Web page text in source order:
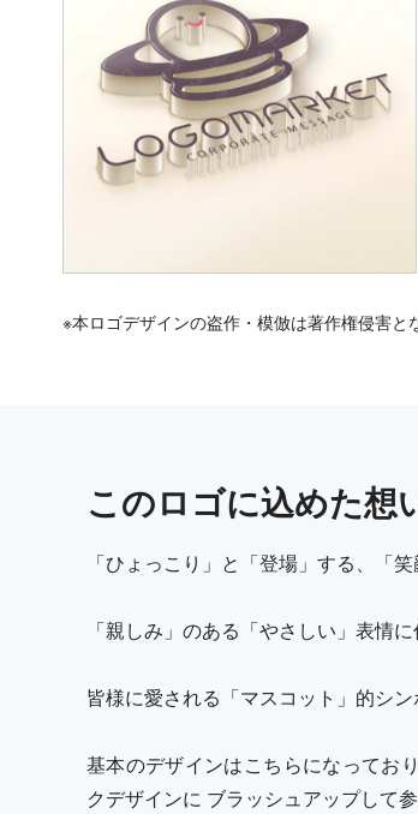
※本ロゴデザインの盗作・模倣は著作権侵害と
このロゴに込めた想
「ひょっこり」と「登場」する、「
「親しみ」のある「やさしい」表情に
皆様に愛される「マスコット」的シン
基本のデザインはこちらになってお
クデザインに ブラッシュアップして参